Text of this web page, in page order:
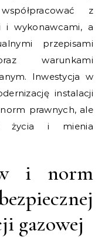
z
i wykonawcami, a
przepisami
warunkami
Inwestycja w
instalacji
prawnych, ale
życia i mienia
i norm
gazowej